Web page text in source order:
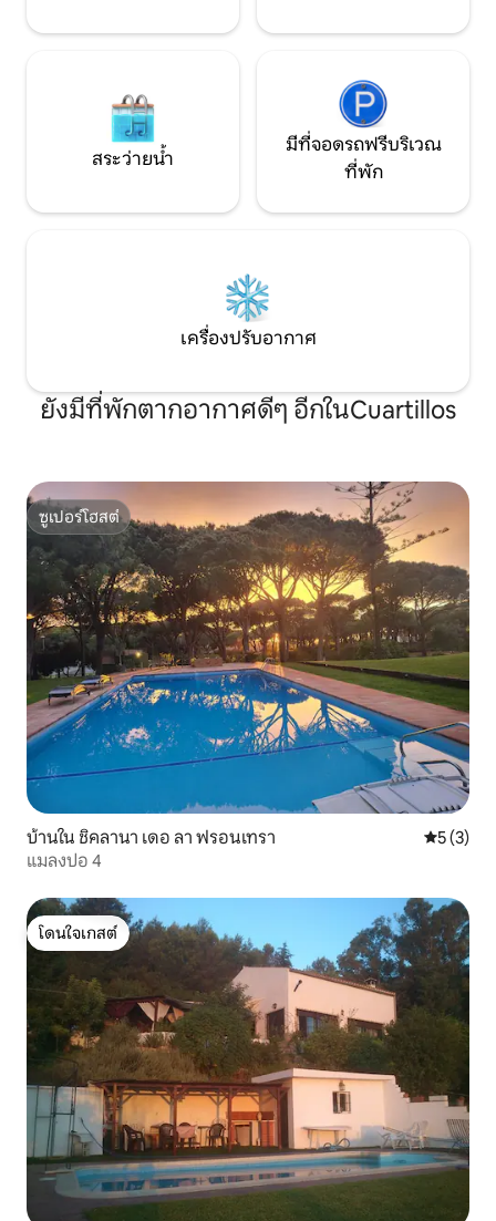
สระว่ายน้ำ
มีที่จอดรถฟรีบริเวณ
ที่พัก
เครื่องปรับอากาศ
ยังมีที่พักตากอากาศดีๆ อีกในCuartillos
ซูเปอร์โฮสต์
ซูเปอร์โฮสต์
บ้านใน ชิคลานา เดอ ลา ฟรอนเทรา คะแนนเฉ
5 (3)
แมลงปอ 4
โดนใจเกสต์
โดนใจเกสต์